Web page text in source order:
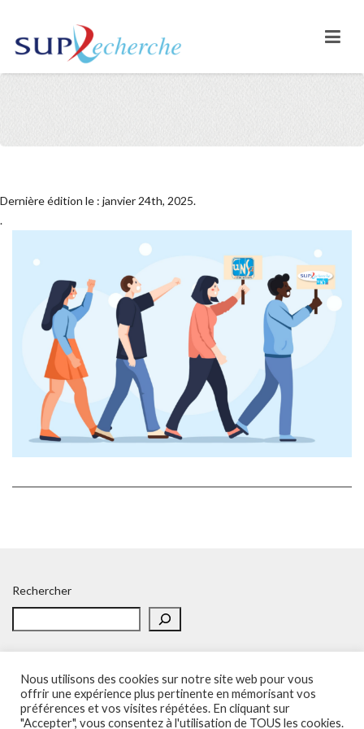
Dernière édition le : janvier 24th, 2025.
.
Rechercher
Accueil Politique de confidentialité Adhésion
Contacts
Nous utilisons des cookies sur notre site web pour vous
offrir une expérience plus pertinente en mémorisant vos
préférences et vos visites répétées. En cliquant sur
"Accepter", vous consentez à l'utilisation de TOUS les cookies.